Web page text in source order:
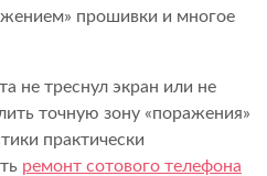
прошивки и многое
не треснул экран или не
точную зону «поражения»
практически
ремонт сотового телефона